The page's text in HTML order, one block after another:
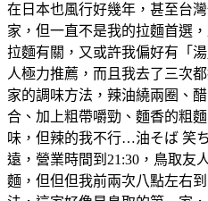
在日本也風行好幾年，甚至台
家，但一直不是我的拉麵首選
拉麵有關，又或許我偏好有「
人極力推薦，而且我去了三次
家的調味方法，辣油繞兩圈、
合、加上粗帶嚼勁、麵香的粗
味，但辣的我不行…油そば 笑
遠，營業時間到21:30，鳥取友
麵，但但但我前兩次八點左右